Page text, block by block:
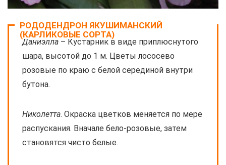
РОДОДЕНДРОН ЯКУШИМАНСКИЙ
(КАРЛИКОВЫЕ СОРТА)
Даниэлла – Кустарник в виде приплюснутого
шара, высотой до 1 м. Цветы лососево
розовые по краю с белой серединой внутри
бутона.
Николетта. Окраска цветков меняется по мере
распускания. Вначале бело-розовые, затем
становятся чисто белые.